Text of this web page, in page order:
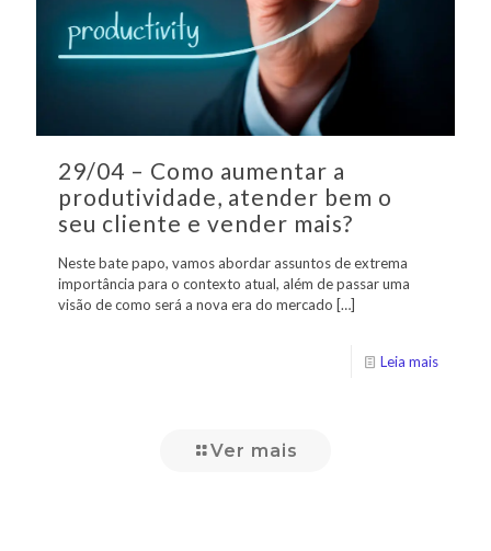
29/04 – Como aumentar a
produtividade, atender bem o
seu cliente e vender mais?
Neste bate papo, vamos abordar assuntos de extrema
importância para o contexto atual, além de passar uma
visão de como será a nova era do mercado […]
Leia mais
Ver mais